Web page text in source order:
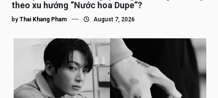
theo xu hướng “Nước hoa Dupe”?
by Thai Khang Pham August 7, 2026